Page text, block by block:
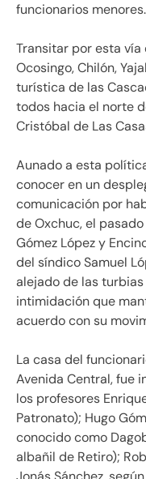
funcionarios menores.
Transitar por esta
Ocosingo, Chilón,
turística de las
todos hacia el norte
Cristóbal de Las
Aunado a esta
conocer en un
comunicación por
de Oxchuc, el
Gómez López y
del síndico Samuel
alejado de las
intimidación que
acuerdo con su
La casa del
Avenida Central, fue
los profesores
Patronato); Hugo
conocido como
albañil de Retiro);